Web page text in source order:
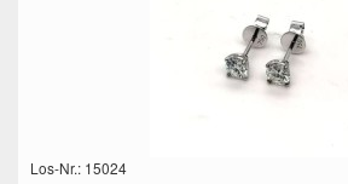
Los-Nr.: 15024